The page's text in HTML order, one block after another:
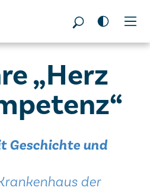
„Herz
Geschichte und
der